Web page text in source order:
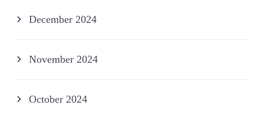
December 2024
November 2024
October 2024